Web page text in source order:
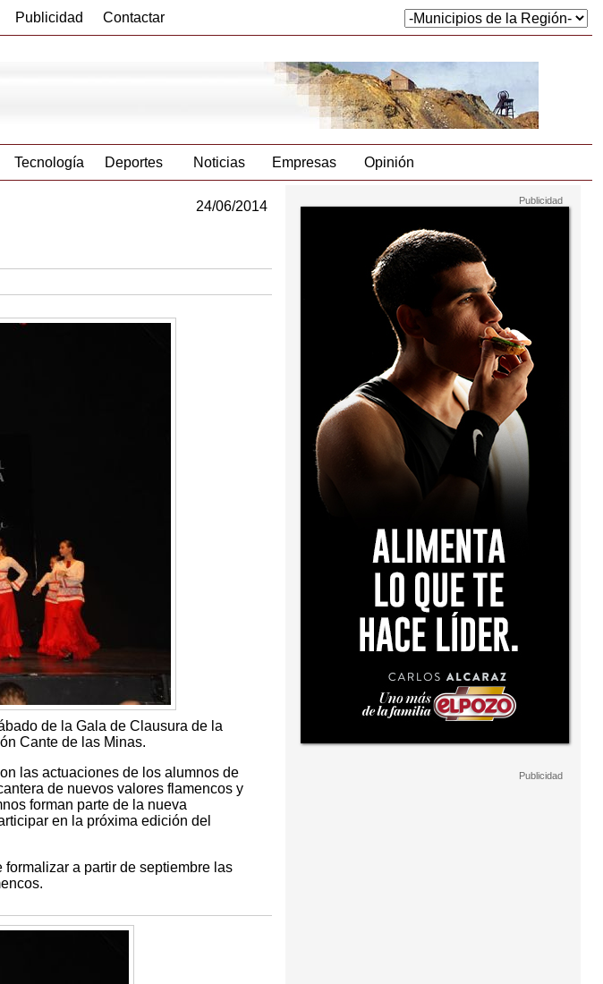
Publicidad Contactar
Tecnología Deportes Noticias Empresas Opinión
24/06/2014
de la Gala de Clausura de la
Cante de las Minas.
las actuaciones de los alumnos de
de nuevos valores flamencos y
forman parte de la nueva
en la próxima edición del
a partir de septiembre las